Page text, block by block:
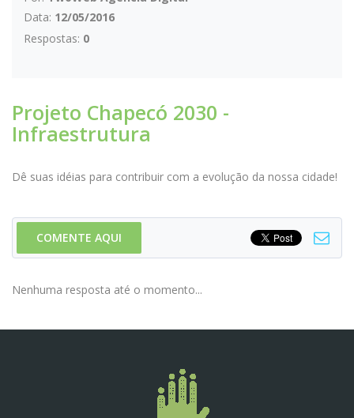
Data: 12/05/2016
Respostas: 0
Projeto Chapecó 2030 -
Infraestrutura
Dê suas idéias para contribuir com a evolução da nossa cidade!
COMENTE AQUI
Nenhuma resposta até o momento...